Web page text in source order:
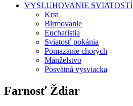
VYSLUHOVANIE SVIATOSTÍ
Krst
Birmovanie
Eucharistia
Sviatosť pokánia
Pomazanie chorých
Manželstvo
Posvätná vysviacka
Farnosť Ždiar